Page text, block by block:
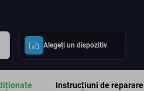
Alegeți un dispozitiv
Instrucțiuni de reparare